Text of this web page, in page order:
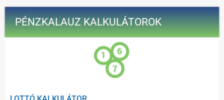
PÉNZKALAUZ KALKULÁTOROK